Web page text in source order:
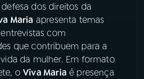
dos direitos da
Maria apresenta temas
com
que contribuem para a
da mulher. Em formato
oViva Maria é presença